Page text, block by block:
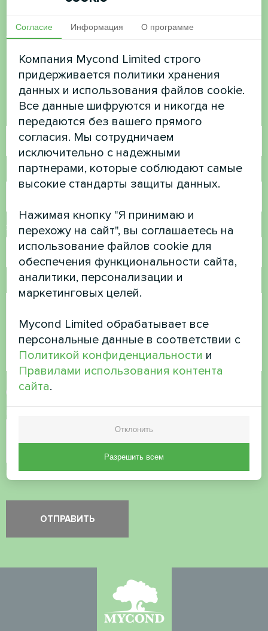
Хотите купить или у вас
есть вопросы?
Свяжитесь с нами, и мы поможем вам
Имя
Номер телефона
Электронная почта
Комментарий
Принять
Пожалуйста, проверьте, что вы не робот.
Согласие Информация О программе
Компания Mycond Limited строго
придерживается политики хранения
данных и использования файлов cookie.
Все данные шифруются и никогда не
передаются без вашего прямого
согласия. Мы сотрудничаем
исключительно с надежными
партнерами, которые соблюдают самые
высокие стандарты защиты данных.
Нажимая кнопку "Я принимаю и
перехожу на сайт", вы соглашаетесь на
использование файлов cookie для
обеспечения функциональности сайта,
аналитики, персонализации и
маркетинговых целей.
Mycond Limited обрабатывает все
персональные данные в соответствии с
Политикой конфиденциальности и
Правилами использования контента
сайта.
Отклонить
Разрешить всем